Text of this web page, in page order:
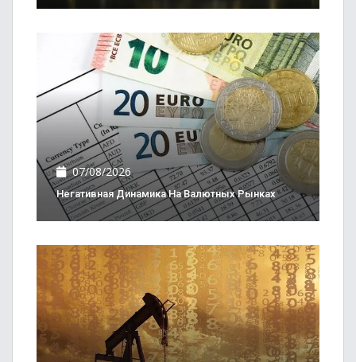
07/08/2026
Негативная Динамика На Валютных Рынках